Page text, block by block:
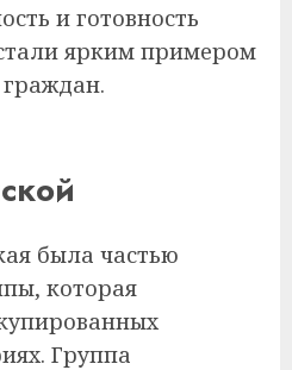
и готовность
ярким примером
граждан.
была частью
которая
Группа